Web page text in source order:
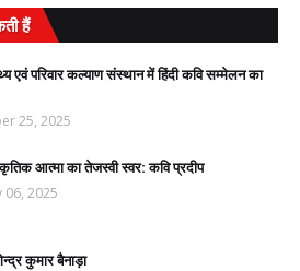
हैं
एवं परिवार कल्याण संस्थान में हिंदी कवि सम्मेलन का
25, 2025
आत्मा का तेजस्वी स्वर: कवि प्रदीप
06, 2025
कुमार बैनाड़ा